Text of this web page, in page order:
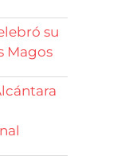
su
Magos